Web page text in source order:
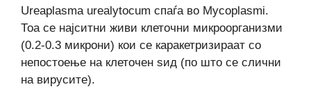
Ureaplasma urealytocum спаѓа во Mycoplasmi.
Тоа се најситни живи клеточни микроорганизми
(0.2-0.3 микрони) кои се каракетризираат со
непостоење на клеточен sид (по што се слични
на вирусите).